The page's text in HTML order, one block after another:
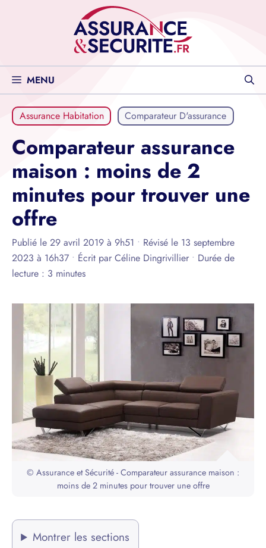
MENU
Assurance Habitation Comparateur D'assurance
Comparateur assurance
maison : moins de 2
minutes pour trouver une
offre
Publié le 29 avril 2019 à 9h51 • Révisé le 13 septembre
2023 à 16h37 • Écrit par Céline Dingrivillier • Durée de
lecture : 3 minutes
© Assurance et Sécurité - Comparateur assurance maison :
moins de 2 minutes pour trouver une offre
Montrer les sections